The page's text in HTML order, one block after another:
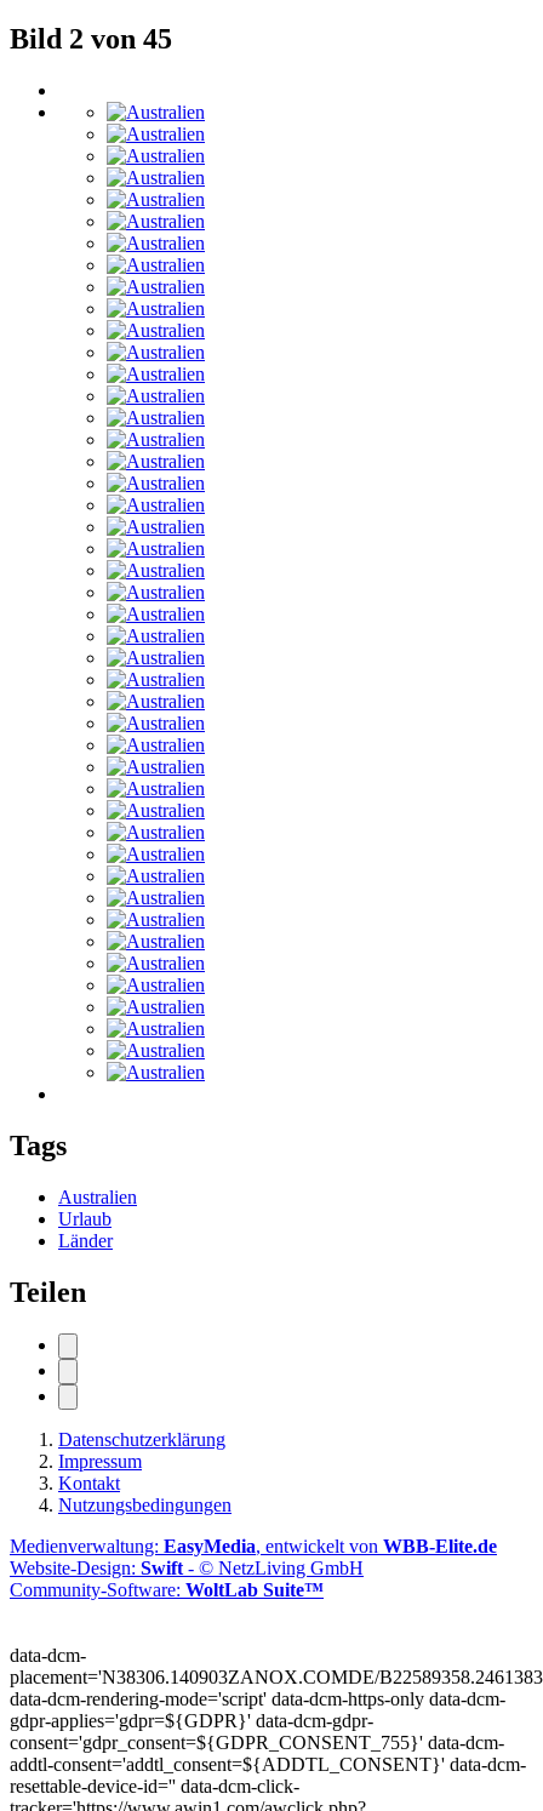
Bild 2 von 45
Tags
Australien
Urlaub
Länder
Teilen
Datenschutzerklärung
Impressum
Kontakt
Nutzungsbedingungen
Medienverwaltung: EasyMedia, entwickelt von WBB-Elite.de
Website-Design: Swift - © NetzLiving GmbH
Community-Software: WoltLab Suite™
data-dcm-
placement='N38306.140903ZANOX.COMDE/
data-dcm-rendering-mode='script' data-dcm-https-only data-dcm-
gdpr-applies='gdpr=${GDPR}' data-dcm-gdpr-
consent='gdpr_consent=${GDPR_CONSENT_755}' data-dcm-
addtl-consent='addtl_consent=${ADDTL_CONSENT}' data-dcm-
resettable-device-id='' data-dcm-click-